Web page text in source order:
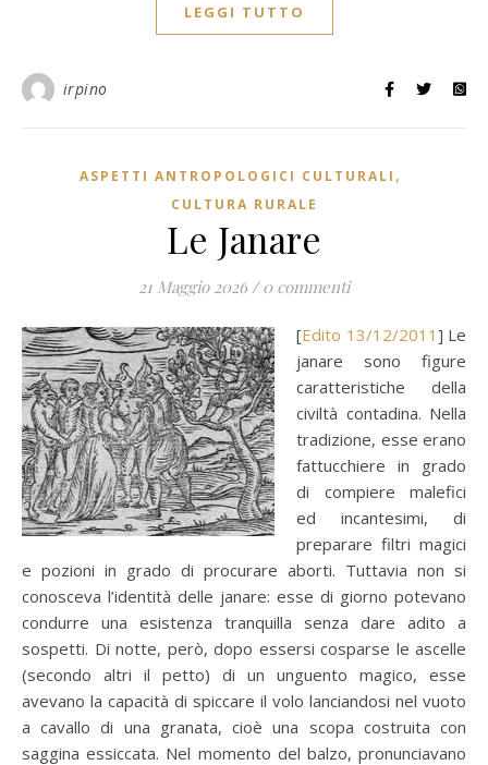
LEGGI TUTTO
irpino
ASPETTI ANTROPOLOGICI CULTURALI ,
CULTURA RURALE
Le Janare
21 Maggio 2026 / 0 commenti
[ Edito 13/12/2011 ] Le
janare sono figure
caratteristiche della
civiltà contadina. Nella
tradizione, esse erano
fattucchiere in grado
di compiere malefici
ed incantesimi, di
preparare filtri magici
e pozioni in grado di procurare aborti. Tuttavia non si
conosceva l’identità delle janare: esse di giorno potevano
condurre una esistenza tranquilla senza dare adito a
sospetti. Di notte, però, dopo essersi cosparse le ascelle
(secondo altri il petto) di un unguento magico, esse
avevano la capacità di spiccare il volo lanciandosi nel vuoto
a cavallo di una granata, cioè una scopa costruita con
saggina essiccata. Nel momento del balzo, pronunciavano